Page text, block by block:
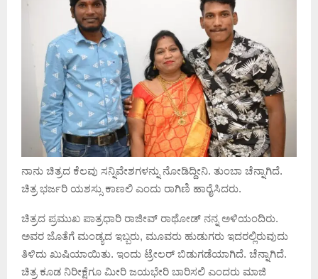
ನಾನು ಚಿತ್ರದ ಕೆಲವು ಸನ್ನಿವೇಶಗಳನ್ನು ನೋಡಿದ್ದೀನಿ. ತುಂಬಾ ಚೆನ್ನಾಗಿದೆ.
ಚಿತ್ರ ಭರ್ಜರಿ ಯಶಸ್ಸು ಕಾಣಲಿ ಎಂದು ರಾಗಿಣಿ ಹಾರೈಸಿದರು.
ಚಿತ್ರದ ಪ್ರಮುಖ ಪಾತ್ರಧಾರಿ ರಾಜೀವ್ ರಾಥೋಡ್ ನನ್ನ ಅಳಿಯಂದಿರು.
ಅವರ ಜೊತೆಗೆ ಮಂಡ್ಯದ ಇಬ್ಬರು, ಮೂವರು ಹುಡುಗರು ಇದರಲ್ಲಿರುವುದು
ತಿಳಿದು ಖುಷಿಯಾಯಿತು. ಇಂದು ಟ್ರೇಲರ್ ಬಿಡುಗಡೆಯಾಗಿದೆ. ಚೆನ್ನಾಗಿದೆ.
ಚಿತ್ರ ಕೂಡ ನಿರೀಕ್ಷೆಗೂ ಮೀರಿ ಜಯಭೇರಿ ಬಾರಿಸಲಿ ಎಂದರು ಮಾಜಿ